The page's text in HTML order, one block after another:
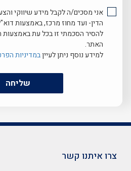
אני מסכים/ה לקבל מידע שיווקי
הדין- ועד מחוז מרכז, באמצעות
להסיר הסכמתי זו בכל עת
האתר.
למידע נוסף ניתן לעייןבמדיניות
שליחה
צרו איתנו קשר